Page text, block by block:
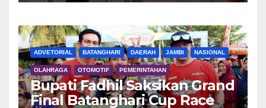
ADVETORIAL BATANGHARI DAERAH JAMBI NASIONAL
OLAHRAGA OTOMOTIF PEMERINTAHAN
Bupati Fadhil Saksikan Grand
Final Batanghari Cup Race